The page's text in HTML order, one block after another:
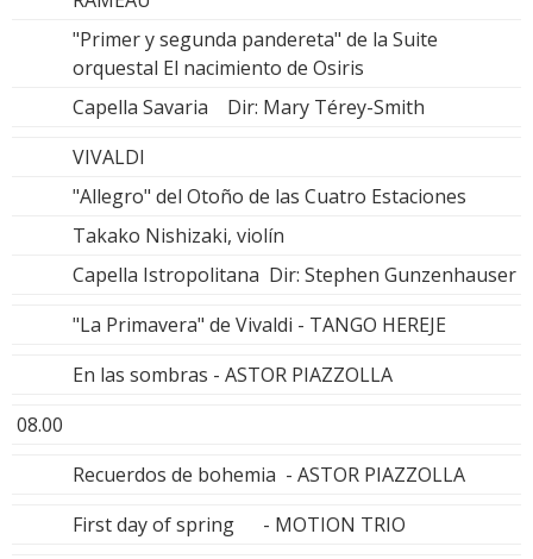
"Primer y segunda pandereta" de la Suite
orquestal El nacimiento de Osiris
Capella Savaria Dir: Mary Térey-Smith
VIVALDI
"Allegro" del Otoño de las Cuatro Estaciones
Takako Nishizaki, violín
Capella Istropolitana Dir: Stephen Gunzenhauser
"La Primavera" de Vivaldi - TANGO HEREJE
En las sombras - ASTOR PIAZZOLLA
08.00
Recuerdos de bohemia - ASTOR PIAZZOLLA
First day of spring - MOTION TRIO